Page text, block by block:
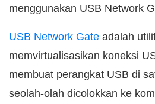
menggunakan USB Network
USB Network Gate adalah
memvirtualisasikan koneksi
membuat perangkat USB di
seolah-olah dicolokkan ke